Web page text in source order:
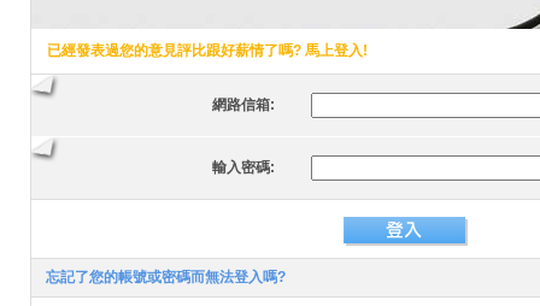
已經發表過您的意見評比跟好薪情了嗎? 馬上登入!
網路信箱:
輸入密碼:
忘記了您的帳號或密碼而無法登入嗎?